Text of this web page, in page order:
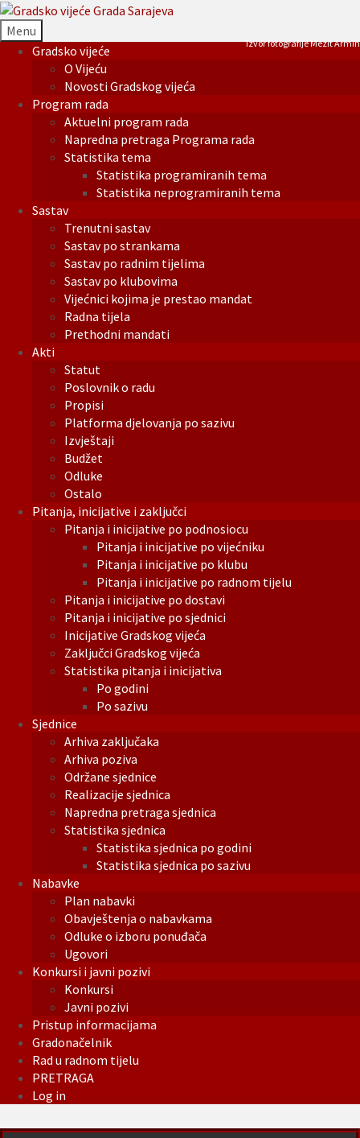
Menu
Gradsko vijeće
O Vijeću
Novosti Gradskog vijeća
Program rada
Aktuelni program rada
Napredna pretraga Programa rada
Statistika tema
Statistika programiranih tema
Statistika neprogramiranih tema
Sastav
Trenutni sastav
Sastav po strankama
Sastav po radnim tijelima
Sastav po klubovima
Vijećnici kojima je prestao mandat
Radna tijela
Prethodni mandati
Akti
Statut
Poslovnik o radu
Propisi
Platforma djelovanja po sazivu
Izvještaji
Budžet
Odluke
Ostalo
Pitanja, inicijative i zaključci
Pitanja i inicijative po podnosiocu
Pitanja i inicijative po vijećniku
Pitanja i inicijative po klubu
Pitanja i inicijative po radnom tijelu
Pitanja i inicijative po dostavi
Pitanja i inicijative po sjednici
Inicijative Gradskog vijeća
Zaključci Gradskog vijeća
Statistika pitanja i inicijativa
Po godini
Po sazivu
Sjednice
Arhiva zaključaka
Arhiva poziva
Održane sjednice
Realizacije sjednica
Napredna pretraga sjednica
Statistika sjednica
Statistika sjednica po godini
Statistika sjednica po sazivu
Nabavke
Plan nabavki
Obavještenja o nabavkama
Odluke o izboru ponuđača
Ugovori
Konkursi i javni pozivi
Konkursi
Javni pozivi
Pristup informacijama
Gradonačelnik
Rad u radnom tijelu
PRETRAGA
Log in
Izvor fotografije Mezit Armin